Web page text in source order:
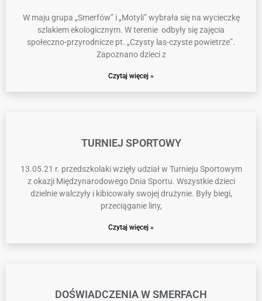
W maju grupa „Smerfów” i „Motyli” wybrała się na wycieczkę
szlakiem ekologicznym. W terenie odbyły się zajęcia
społeczno-przyrodnicze pt. „Czysty las-czyste powietrze”.
Zapoznano dzieci z
Czytaj więcej »
TURNIEJ SPORTOWY
13.05.21 r. przedszkolaki wzięły udział w Turnieju Sportowym
z okazji Międzynarodowego Dnia Sportu. Wszystkie dzieci
dzielnie walczyły i kibicowały swojej drużynie. Były biegi,
przeciąganie liny,
Czytaj więcej »
DOŚWIADCZENIA W SMERFACH